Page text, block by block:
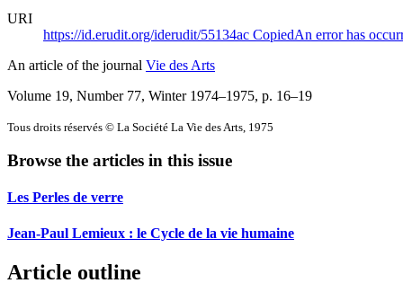
URI
https://id.erudit.org/iderudit/55134ac CopiedAn error has
An article of the journal Vie des Arts
Volume 19, Number 77, Winter 1974–1975, p. 16–19
Tous droits réservés © La Société La Vie des Arts, 1975
Browse the articles in this issue
Les Perles de verre
Jean-Paul Lemieux : le Cycle de la vie humaine
Article outline